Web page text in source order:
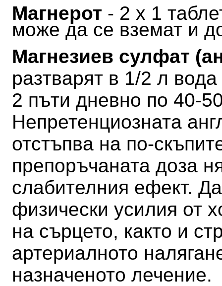
Магнерот - 2 х 1
може да се вземат и
Магнезиев сулфат
разтварят в 1/2 л
2 пъти дневно по 40-
Непретенциозната
отстъпва на по-
препоръчаната доза
слабителния ефект.
физически усилия от
на сърцето, както и
артериалното
назначеното лечение.